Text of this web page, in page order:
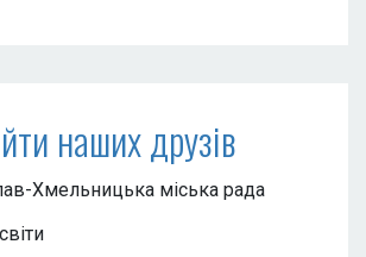
наших друзів
Хмельницька міська рада